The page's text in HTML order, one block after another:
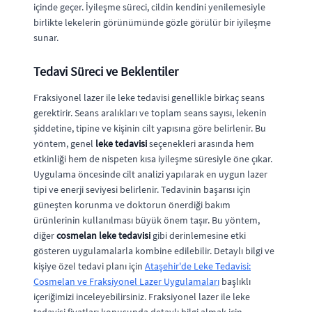
içinde geçer. İyileşme süreci, cildin kendini yenilemesiyle
birlikte lekelerin görünümünde gözle görülür bir iyileşme
sunar.
Tedavi Süreci ve Beklentiler
Fraksiyonel lazer ile leke tedavisi genellikle birkaç seans
gerektirir. Seans aralıkları ve toplam seans sayısı, lekenin
şiddetine, tipine ve kişinin cilt yapısına göre belirlenir. Bu
yöntem, genel leke tedavisiseçenekleri arasında hem
etkinliği hem de nispeten kısa iyileşme süresiyle öne çıkar.
Uygulama öncesinde cilt analizi yapılarak en uygun lazer
tipi ve enerji seviyesi belirlenir. Tedavinin başarısı için
güneşten korunma ve doktorun önerdiği bakım
ürünlerinin kullanılması büyük önem taşır. Bu yöntem,
diğercosmelan leke tedavisi gibi derinlemesine etki
gösteren uygulamalarla kombine edilebilir. Detaylı bilgi ve
kişiye özel tedavi planı için Ataşehir'de Leke Tedavisi:
Cosmelan ve Fraksiyonel Lazer Uygulamaları başlıklı
içeriğimizi inceleyebilirsiniz. Fraksiyonel lazer ile leke